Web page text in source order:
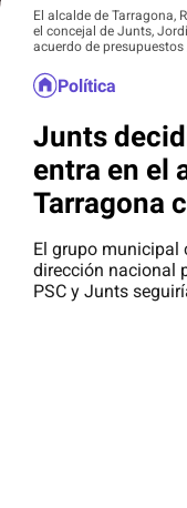
El alcalde de Tarragona,
el concejal de Junts,
acuerdo de presupuestos
Política
Junts
entra en el
Tarragona
El grupo municipal
dirección nacional
PSC y Junts